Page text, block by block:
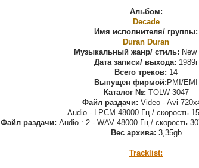
Альбом:
Decade
Имя исполнителя/ группы:
Duran Duran
Музыкальный жанр/ стиль:
Дата записи/ выхода: 1989г
Всего треков: 14
Выпущен фирмой: PMI/EMI
Каталог №: TOLW-3047
Файл раздачи: Video - Avi
Audio - LPCM 48000 Гц / скорость
Файл раздачи: Audio : 2 - WAV 48000 Гц / скорость
Вес архива: 3,35gb
Tracklist: